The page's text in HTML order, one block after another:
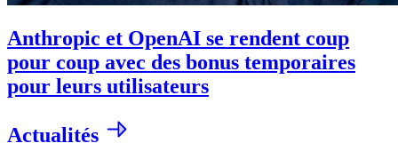
Anthropic et OpenAI se rendent coup
pour coup avec des bonus temporaires
pour leurs utilisateurs
Actualités